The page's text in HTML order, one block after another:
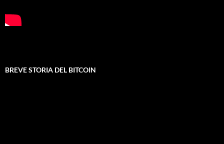
BREVE STORIA DEL BITCOIN